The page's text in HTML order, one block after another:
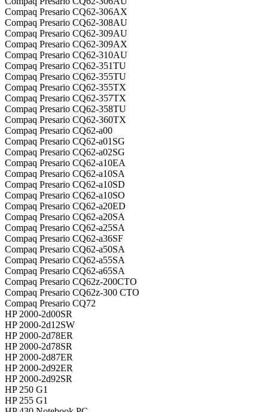
Compaq Presario CQ62-306AX
Compaq Presario CQ62-308AU
Compaq Presario CQ62-309AU
Compaq Presario CQ62-309AX
Compaq Presario CQ62-310AU
Compaq Presario CQ62-351TU
Compaq Presario CQ62-355TU
Compaq Presario CQ62-355TX
Compaq Presario CQ62-357TX
Compaq Presario CQ62-358TU
Compaq Presario CQ62-360TX
Compaq Presario CQ62-a00
Compaq Presario CQ62-a01SG
Compaq Presario CQ62-a02SG
Compaq Presario CQ62-a10EA
Compaq Presario CQ62-a10SA
Compaq Presario CQ62-a10SD
Compaq Presario CQ62-a10SO
Compaq Presario CQ62-a20ED
Compaq Presario CQ62-a20SA
Compaq Presario CQ62-a25SA
Compaq Presario CQ62-a36SF
Compaq Presario CQ62-a50SA
Compaq Presario CQ62-a55SA
Compaq Presario CQ62-a65SA
Compaq Presario CQ62z-200CTO
Compaq Presario CQ62z-300 CTO
Compaq Presario CQ72
HP 2000-2d00SR
HP 2000-2d12SW
HP 2000-2d78ER
HP 2000-2d78SR
HP 2000-2d87ER
HP 2000-2d92ER
HP 2000-2d92SR
HP 250 G1
HP 255 G1